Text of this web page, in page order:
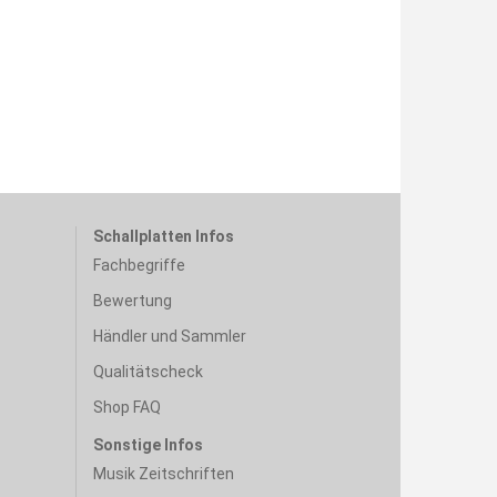
Schallplatten Infos
Fachbegriffe
Bewertung
Händler und Sammler
Qualitätscheck
Shop FAQ
Sonstige Infos
Musik Zeitschriften